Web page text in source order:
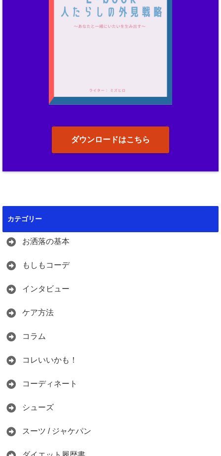
ダウンロードはこちら
カテゴリー
お洒落の基本
もしもコーデ
インタビュー
ケア方法
コラム
コレいいかも！
コーディネート
シューズ
スーツ / ジャケパン